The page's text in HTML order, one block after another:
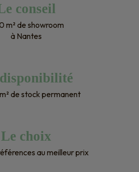
conseil
m² de showroom
à Nantes
de stock permanent
Le choix
au meilleur prix